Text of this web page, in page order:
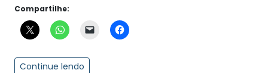
Compartilhe:
Continue lendo